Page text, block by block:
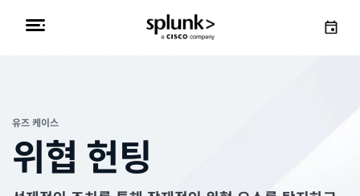
유즈 케이스
위협 헌팅